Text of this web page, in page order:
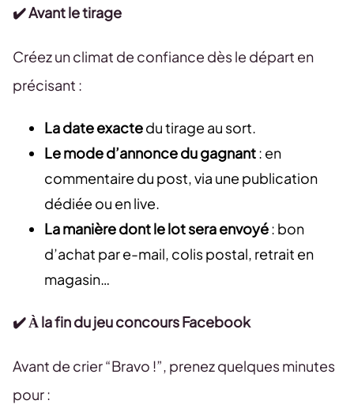
✔️ Avant le tirage
Créez un climat de confiance dès le départ en
précisant :
La date exactedu tirage au sort.
Le mode d’annonce du gagnant: en
commentaire du post, via une publication
dédiée ou en live.
La manière dont le lot sera envoyé: bon
d’achat par e-mail, colis postal, retrait en
magasin…
✔️ À la fin du jeu concours Facebook
Avant de crier “Bravo !”, prenez quelques minutes
pour :